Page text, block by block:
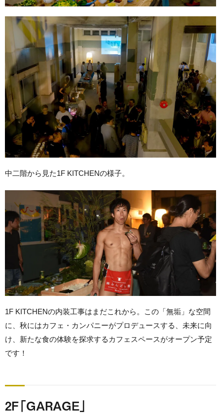
中二階から見た1F KITCHENの様子。
1F KITCHENの内装工事はまだこれから。この「無垢」な空間
に、秋にはカフェ・カンパニーがプロデュースする、未来に向
け、新たな食の体験を探求するカフェスペースがオープン予定
です！
2F「GARAGE」